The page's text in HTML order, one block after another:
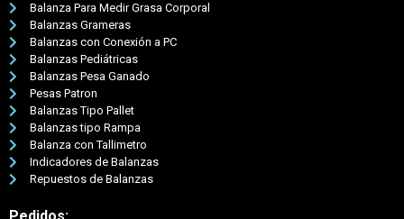
Balanza Para Medir Grasa Corporal
Balanzas Grameras
Balanzas con Conexión a PC
Balanzas Pediátricas
Balanzas Pesa Ganado
Pesas Patron
Balanzas Tipo Pallet
Balanzas tipo Rampa
Balanza con Tallimetro
Indicadores de Balanzas
Repuestos de Balanzas